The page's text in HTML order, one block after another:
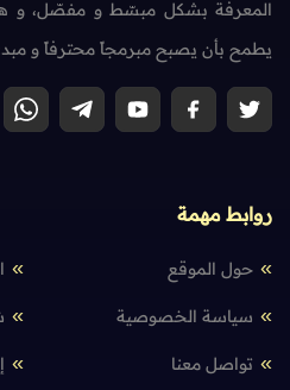
المعرفة بشكل مبسّط و مفصّل، و
يطمح بأن يصبح مبرمجاً محترفاً و
روابط مهمة
حول الموقع
سياسة الخصوصية
تواصل معنا